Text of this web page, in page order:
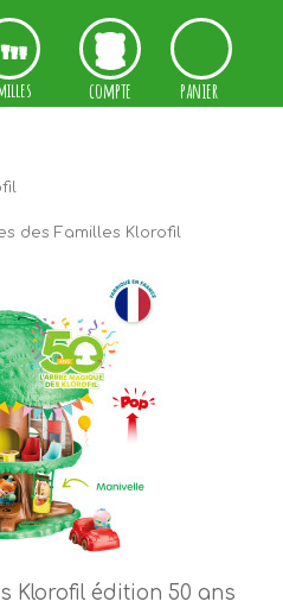
compte panier
Klorofil édition 50 ans